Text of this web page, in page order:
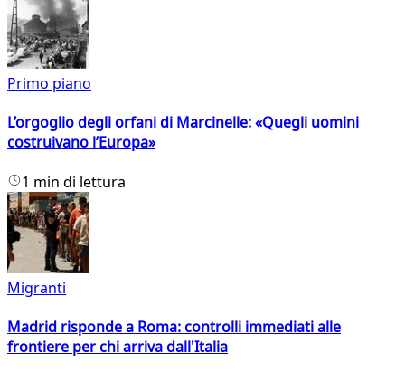
Primo piano
L’orgoglio degli orfani di Marcinelle: «Quegli uomini
costruivano l’Europa»
1 min di lettura
Migranti
Madrid risponde a Roma: controlli immediati alle
frontiere per chi arriva dall'Italia